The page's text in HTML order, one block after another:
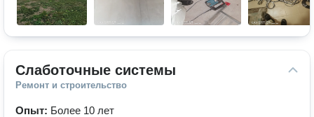
Слаботочные системы
Ремонт и строительство
Опыт: Более 10 лет